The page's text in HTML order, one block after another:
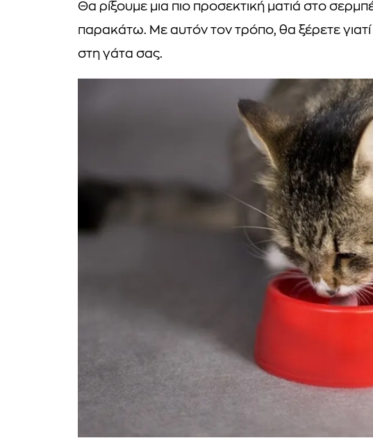
Θα ρίξουμε μια πιο προσεκτική ματιά στο
παρακάτω. Με αυτόν τον τρόπο, θα ξέρετε γιατί
στη γάτα σας.